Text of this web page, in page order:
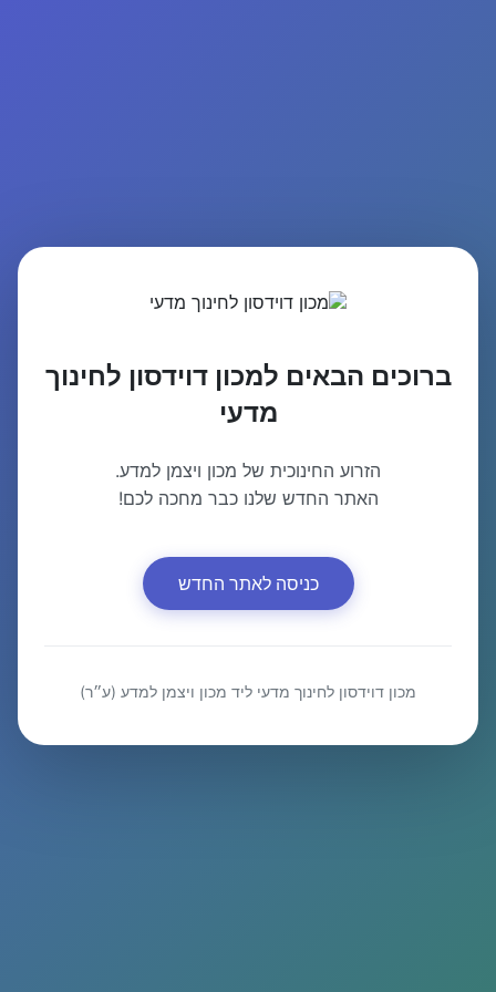
ברוכים הבאים למכון דוידסון לחינוך
מדעי
הזרוע החינוכית של מכון ויצמן למדע.
האתר החדש שלנו כבר מחכה לכם!
כניסה לאתר החדש
מכון דוידסון לחינוך מדעי ליד מכון ויצמן למדע (ע״ר)